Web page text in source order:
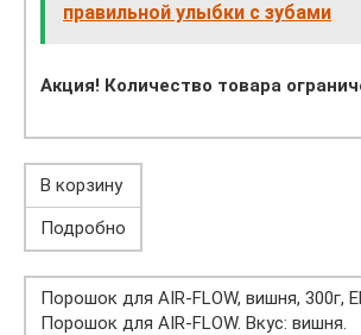
правильной улыбки с зубами
Акция! Количество товара
В корзину
Подробно
Порошок для AIR-FLOW, вишня, 300г,
Порошок для AIR-FLOW. Вкус: вишня.